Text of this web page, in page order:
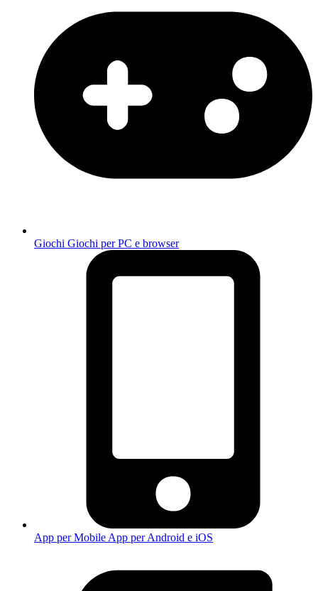
Giochi Giochi per PC e browser
App per Mobile App per Android e iOS